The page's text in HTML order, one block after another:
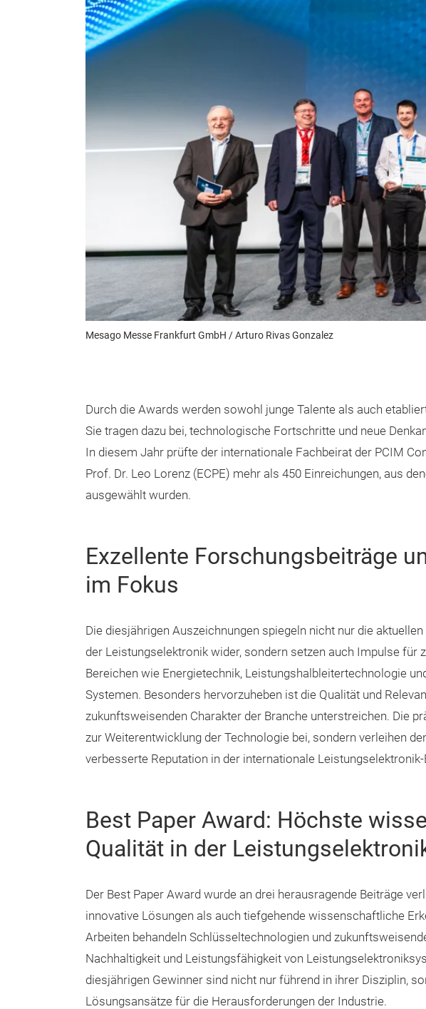
Mesago Messe Frankfurt GmbH / Arturo Rivas Gonzalez
Durch die Awards werden sowohl junge Talente als auch
Sie tragen dazu bei, technologische Fortschritte und neue
In diesem Jahr prüfte der internationale Fachbeirat der PCIM
Prof. Dr. Leo Lorenz (ECPE) mehr als 450 Einreichungen, aus
ausgewählt wurden.
Exzellente Forschungsbeiträge
im Fokus
Die diesjährigen Auszeichnungen spiegeln nicht nur die
der Leistungselektronik wider, sondern setzen auch Impulse für
Bereichen wie Energietechnik, Leistungshalbleitertechnologie
Systemen. Besonders hervorzuheben ist die Qualität und
zukunftsweisenden Charakter der Branche unterstreichen. Die
zur Weiterentwicklung der Technologie bei, sondern verleihen
verbesserte Reputation in der internationale Leistungselektronik-
Best Paper Award: Höchste
Qualität in der
Der Best Paper Award wurde an drei herausragende Beiträge
innovative Lösungen als auch tiefgehende wissenschaftliche
Arbeiten behandeln Schlüsseltechnologien und
Nachhaltigkeit und Leistungsfähigkeit von
diesjährigen Gewinner sind nicht nur führend in ihrer Disziplin,
Lösungsansätze für die Herausforderungen der Industrie.